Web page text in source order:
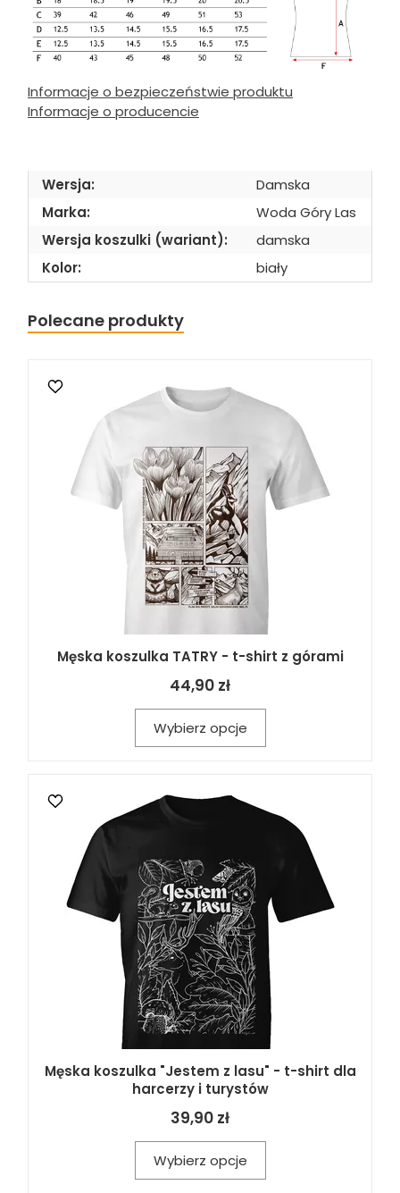
Informacje o bezpieczeństwie produktu
Informacje o producencie
Wersja:
Damska
Marka:
Woda Góry Las
Wersja koszulki (wariant):
damska
Kolor:
biały
Polecane produkty
Męska koszulka TATRY - t-shirt z górami
44,90 zł
Wybierz opcje
Męska koszulka "Jestem z lasu" - t-shirt dla
harcerzy i turystów
39,90 zł
Wybierz opcje